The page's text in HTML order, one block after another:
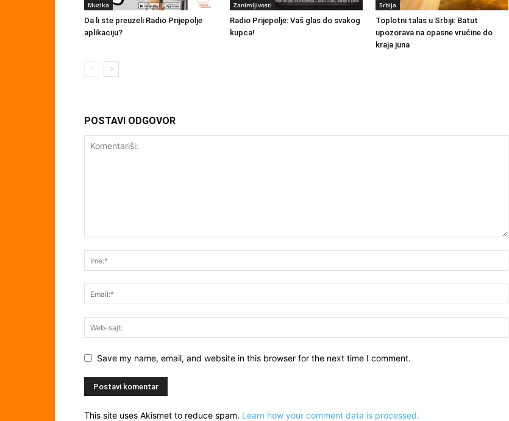
Muzika
Da li ste preuzeli Radio Prijepolje
aplikaciju?
Zanimljivosti
Radio Prijepolje: Vaš glas do svakog
kupca!
Srbija
Toplotni talas u Srbiji: Batut
upozorava na opasne vrućine do
kraja juna
POSTAVI ODGOVOR
Save my name, email, and website in this browser for the next time I comment.
This site uses Akismet to reduce spam. Learn how your comment data is processed.